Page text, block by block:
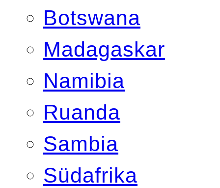
Botswana
Madagaskar
Namibia
Ruanda
Sambia
Südafrika